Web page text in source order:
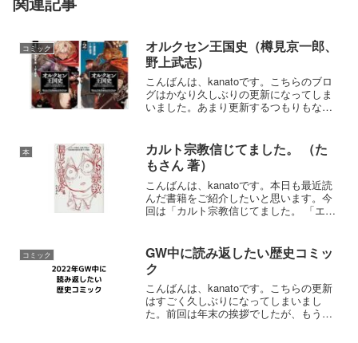
コミック
オルクセン王国史（樽見京一郎、
野上武志）
こんばんは、kanatoです。こちらのブロ
グはかなり久しぶりの更新になってしま
いました。あまり更新するつもりもなか
録的に記事にしようと思います。原作小
説もありますが今回...
本
カルト宗教信じてました。 （た
もさん 著）
こんばんは、kanatoです。本日も最近読
んだ書籍をご紹介したいと思います。今
回は「カルト宗教信じてました。 「エホ
教信じてました。 「エホバの証人2世」
の私が2...
コミック
GW中に読み返したい歴史コミッ
ク
こんばんは、kanatoです。こちらの更新
はすごく久しぶりになってしまいまし
た。前回は年末の挨拶でしたが、もうす